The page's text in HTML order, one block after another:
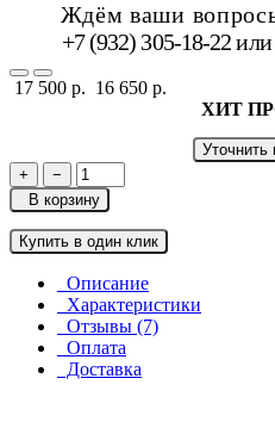
Ждём ваши
+7 (932) 305-18-22 или
17 500 р. 16 650 р.
ХИТ
Уточнить
+
−
В корзину
Купить в один клик
Описание
Характеристики
Отзывы (7)
Оплата
Доставка